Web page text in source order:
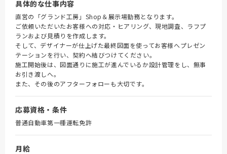
具体的な仕事内容
直営の「グランド工房」Shop＆展示場勤務となります。
ご依頼いただいたお客様への対応・ヒアリング、現地調査、ラフプ
ランおよび見積りを作成します。
そして、デザイナーが仕上げた最終図面を使ってお客様へプレゼン
テーションを行い、契約へ結びつけてください。
施工開始後は、図面通りに施工が進んでいるか設計管理をし、無事
お引き渡しへ。
また、その後のアフターフォローも大切です。
応募資格・条件
普通自動車第一種運転免許
月給